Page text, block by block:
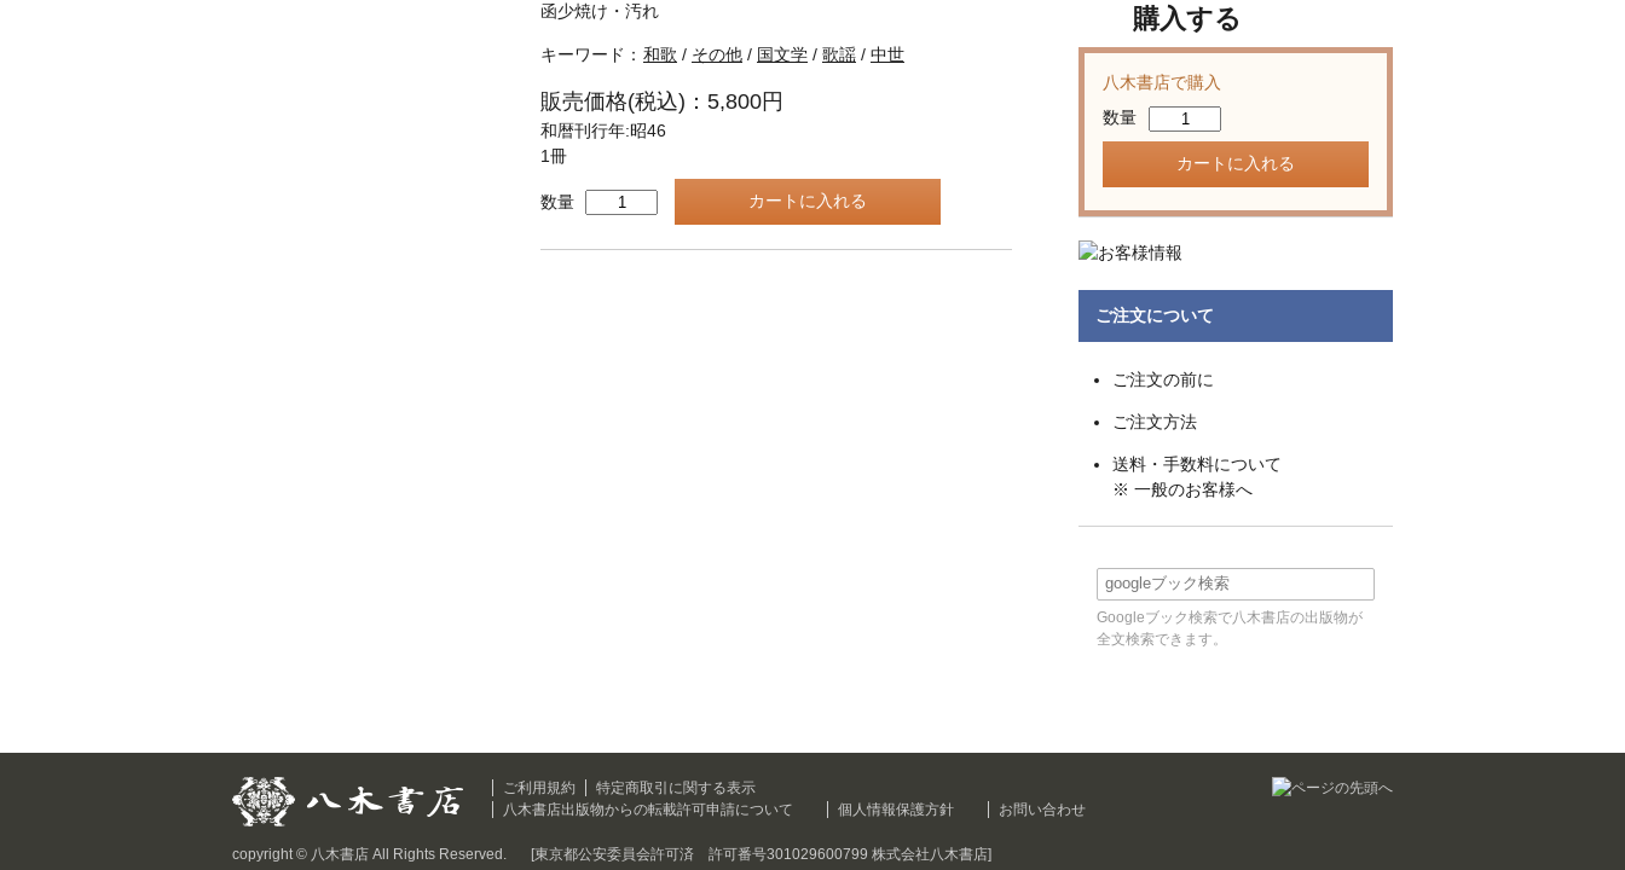
函少焼け・汚れ
キーワード： 和歌 / その他 / 国文学 / 歌謡 / 中世
販売価格(税込)：5,800円
和暦刊行年:昭46
1冊
数量
購入する
八木書店で購入
数量
ご注文について
ご注文の前に
ご注文方法
送料・手数料について
※ 一般のお客様へ
Googleブック検索で八木書店の出版物が
全文検索できます。
ご利用規約
特定商取引に関する表示
八木書店出版物からの転載許可申請について
個人情報保護方針 お問い合わせ
copyright © 八木書店 All Rights Reserved. [東京都公安委員会許可済 許可番号301029600799 株式会社八木書店]